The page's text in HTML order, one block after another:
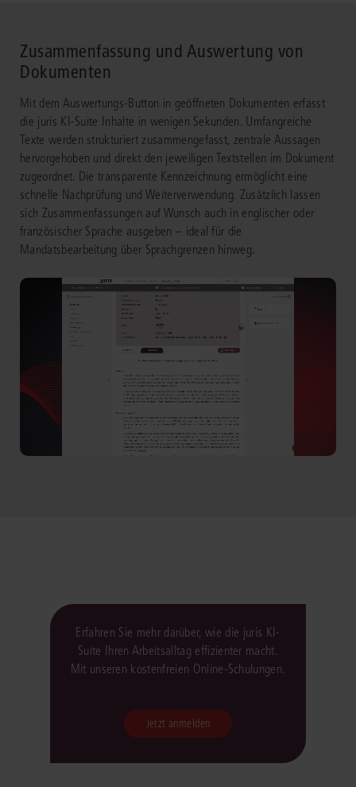
Zusammenfassung und Auswertung von
Dokumenten
Mit dem Auswertungs‑Button in geöffneten Dokumenten erfasst
die juris KI‑Suite Inhalte in wenigen Sekunden. Umfangreiche
Texte werden strukturiert zusammengefasst, zentrale Aussagen
hervorgehoben und direkt den jeweiligen Textstellen im Dokument
zugeordnet. Die transparente Kennzeichnung ermöglicht eine
schnelle Nachprüfung und Weiterverwendung. Zusätzlich lassen
sich Zusammenfassungen auf Wunsch auch in englischer oder
französischer Sprache ausgeben – ideal für die
Mandatsbearbeitung über Sprachgrenzen hinweg.
Erfahren Sie mehr darüber, wie die juris KI-
Suite Ihren Arbeitsalltag effizienter macht.
Mit unseren kostenfreien Online-Schulungen.
Jetzt anmelden